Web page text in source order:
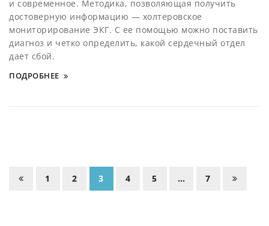
и современное. Методика, позволяющая получить
достоверную информацию — холтеровское
мониторирование ЭКГ. С ее помощью можно поставить
диагноз и четко определить, какой сердечный отдел
дает сбой.
ПОДРОБНЕЕ
1 2 3 4 5 … 7